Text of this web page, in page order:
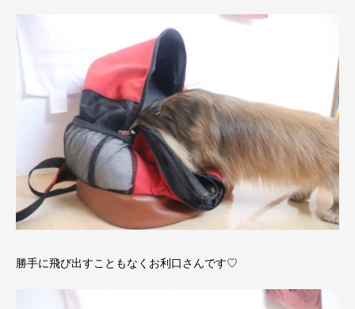
勝手に飛び出すこともなくお利口さんです♡